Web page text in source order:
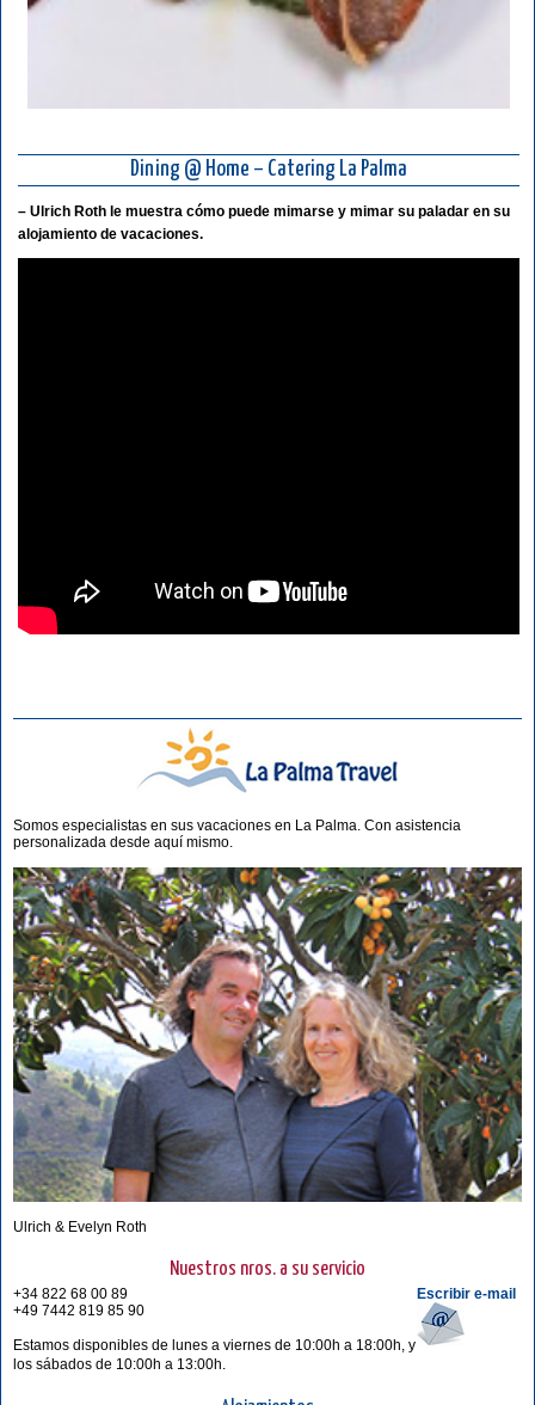
Dining @ Home – Catering La Palma
– Ulrich Roth le muestra cómo puede mimarse y mimar su paladar en su
alojamiento de vacaciones.
Somos especialistas en sus vacaciones en La Palma. Con asistencia
personalizada desde aquí mismo.
Ulrich & Evelyn Roth
Nuestros nros. a su servicio
Escribir e-mail
+34 822 68 00 89
+49 7442 819 85 90
Estamos disponibles de lunes a viernes de 10:00h a 18:00h, y
los sábados de 10:00h a 13:00h.